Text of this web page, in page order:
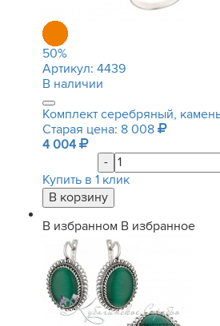
50%
Артикул: 4439
В наличии
Комплект серебряный,
Старая цена: 8 008
4 004
-
Купить в 1 клик
В избранном В избранное